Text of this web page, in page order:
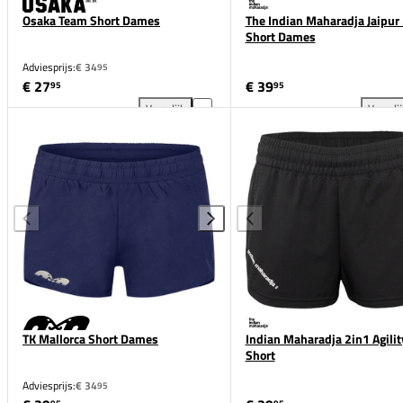
Osaka Team Short Dames
Adviesprijs:€ 3495
€ 2795
Vergelijk
The Indian Maharadja
Short Dames
€ 3995
TK Mallorca Short Dames
Adviesprijs:€ 3495
Indian Maharadja 2in1
Short